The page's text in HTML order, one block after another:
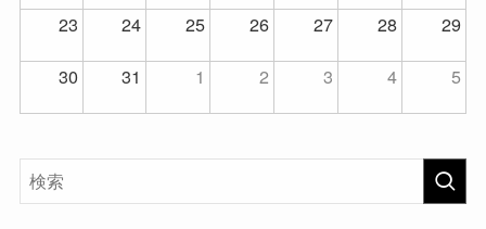
23
24 25 26 27 28
29
30
31 1 2 3 4 5